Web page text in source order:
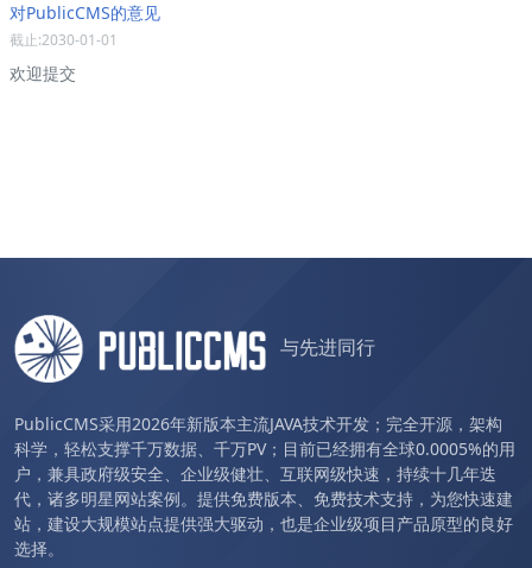
对PublicCMS的意见
截止:2030-01-01
欢迎提交
与先进同行
PublicCMS采用2026年新版本主流JAVA技术开发；完全开源，架构
科学，轻松支撑千万数据、千万PV；目前已经拥有全球0.0005%的用
户，兼具政府级安全、企业级健壮、互联网级快速，持续十几年迭
代，诸多明星网站案例。提供免费版本、免费技术支持，为您快速建
站，建设大规模站点提供强大驱动，也是企业级项目产品原型的良好
选择。